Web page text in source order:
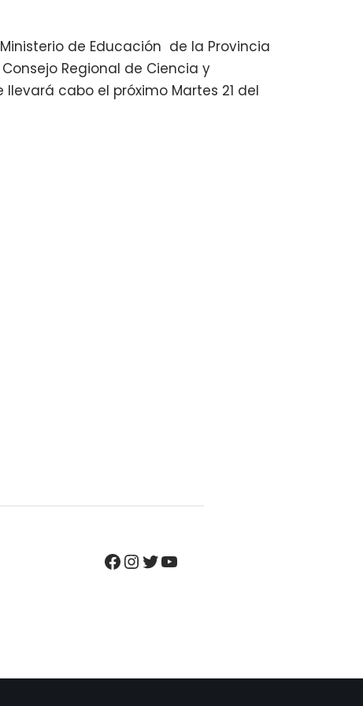
de Educación de la Provincia
Regional de Ciencia y
llevará cabo el próximo Martes 21 del